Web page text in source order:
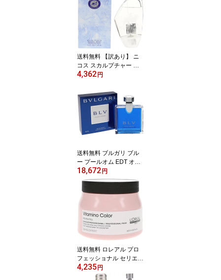
【営業日13時まで当日発
送料無料 【訳あり】 ニ
コス スカルプチャー オ
ム EDT オードトワレ SP
プ付】 香水 NICOS 【営
業日13時まで当日発送】
4,362円
送料無料 ブルガリ ブル
ー プールオム EDT オー
ドトワレ SP 100ml 香水
BVLGARI 【営業日13時
18,672円
送料無料 ロレアル プロ
フェッショナル セリエ
エクスパート ビタミノカ
ラー マスク 500g 国内正
4,235円